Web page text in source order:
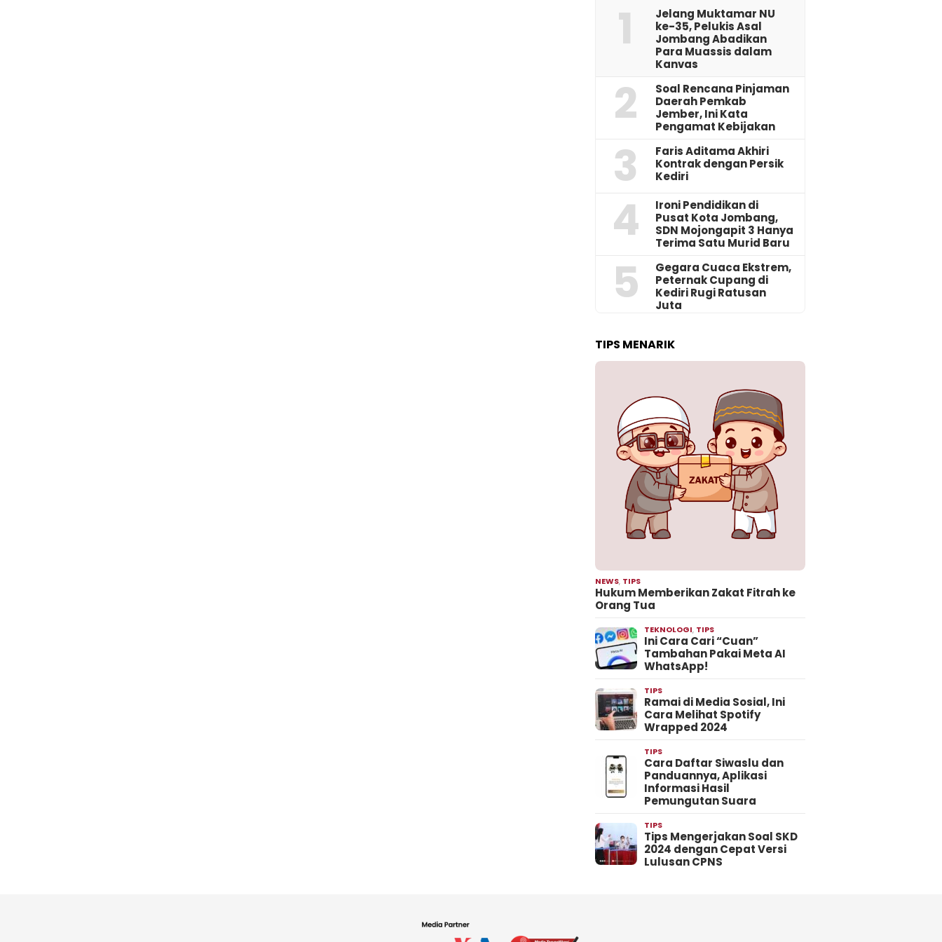
1
Jelang Muktamar NU
ke-35, Pelukis Asal
Jombang Abadikan
Para Muassis dalam
Kanvas
2
‎Soal Rencana Pinjaman
Daerah Pemkab
Jember, Ini Kata
Pengamat Kebijakan ‎
3
Faris Aditama Akhiri
Kontrak dengan Persik
Kediri
4
Ironi Pendidikan di
Pusat Kota Jombang,
SDN Mojongapit 3 Hanya
Terima Satu Murid Baru
5
‎Gegara Cuaca Ekstrem,
Peternak Cupang di
Kediri Rugi Ratusan
Juta
TIPS MENARIK
NEWS, TIPS
Hukum Memberikan Zakat Fitrah ke
Orang Tua
TEKNOLOGI, TIPS
Ini Cara Cari “Cuan”
Tambahan Pakai Meta AI
WhatsApp!
TIPS
Ramai di Media Sosial, Ini
Cara Melihat Spotify
Wrapped 2024
TIPS
Cara Daftar Siwaslu dan
Panduannya, Aplikasi
Informasi Hasil
Pemungutan Suara
TIPS
Tips Mengerjakan Soal SKD
2024 dengan Cepat Versi
Lulusan CPNS